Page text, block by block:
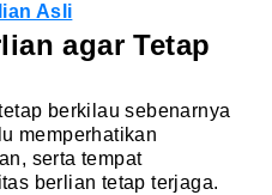
Asli
agar Tetap
berkilau sebenarnya
memperhatikan
serta tempat
berlian tetap terjaga.